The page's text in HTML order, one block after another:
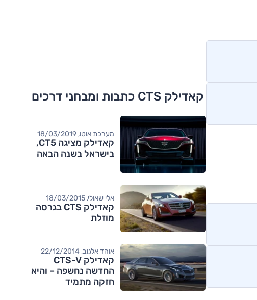
קאדילק CTS כתבות ומבחני דרכים
מערכת אוטו, 18/03/2019
קאדילק מציגה CT5,
בישראל בשנה הבאה
אלי שאולי, 18/03/2015
קאדילק CTS בגרסה
מוזלת
אוהד אלגוב, 22/12/2014
קאדילק CTS-V
החדשה נחשפה – והיא
חזקה מתמיד